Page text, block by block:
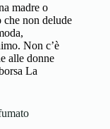
madre o
che non delude
Non c’è
alle donne
La